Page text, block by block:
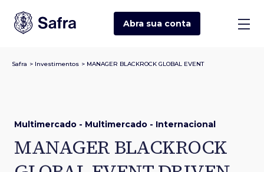
Abra sua conta
Safra > Investimentos > MANAGER BLACKROCK GLOBAL EVENT
Multimercado - Multimercado - Internacional
MANAGER BLACKROCK